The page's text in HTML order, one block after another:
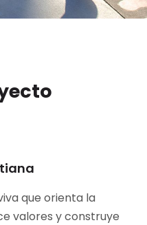
que orienta la
valores y construye